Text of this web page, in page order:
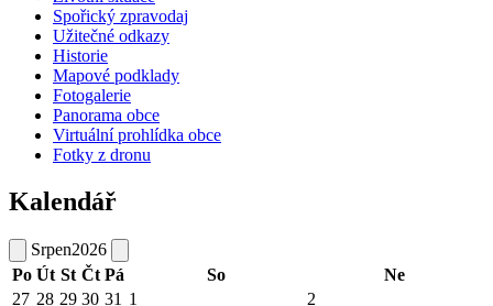
Spořický zpravodaj
Užitečné odkazy
Historie
Mapové podklady
Fotogalerie
Panorama obce
Virtuální prohlídka obce
Fotky z dronu
Kalendář
Srpen2026
Po Út St Čt Pá So
Ne
27 28 29 30 31 1 2